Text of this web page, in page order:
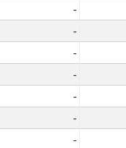
-
-
-
-
-
-
-